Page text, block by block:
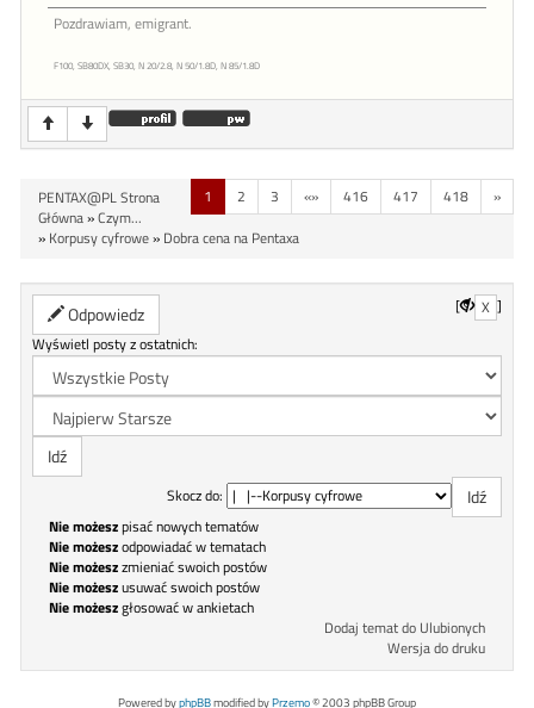
Pozdrawiam, emigrant.
F100, SB80DX, SB30, N 20/2.8, N 50/1.8D, N 85/1.8D
1 2 3 «» 416 417 418 »
PENTAX@PL Strona
Główna»Czym...
» Korpusy cyfrowe» Dobra cena na Pentaxa
Odpowiedz [ X ]
Wyświetl posty z ostatnich:
Skocz do:
Nie możeszpisać nowych tematów
Nie możeszodpowiadać w tematach
Nie możeszzmieniać swoich postów
Nie możeszusuwać swoich postów
Nie możeszgłosować w ankietach
Dodaj temat do Ulubionych
Wersja do druku
Powered byphpBBmodified byPrzemo© 2003 phpBB Group